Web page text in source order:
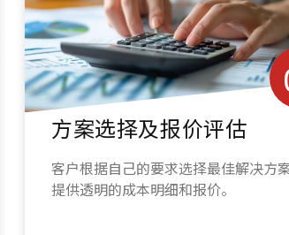
工程可行性研讨与商务洽
我们的技术团队与商务人员协同合作
讨并确认施工细节，随后签署合作协议